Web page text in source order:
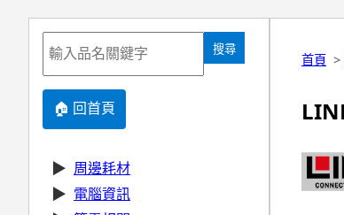
搜尋
🏠 回首頁
▶ 周邊耗材
▶ 電腦資訊
首頁 >